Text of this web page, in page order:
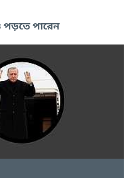
পারেন